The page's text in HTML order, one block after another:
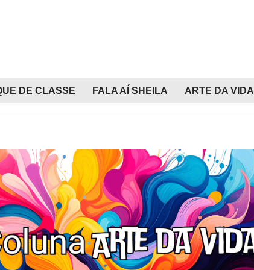
DE CLASSE FALA AÍ SHEILA ARTE DA VIDA